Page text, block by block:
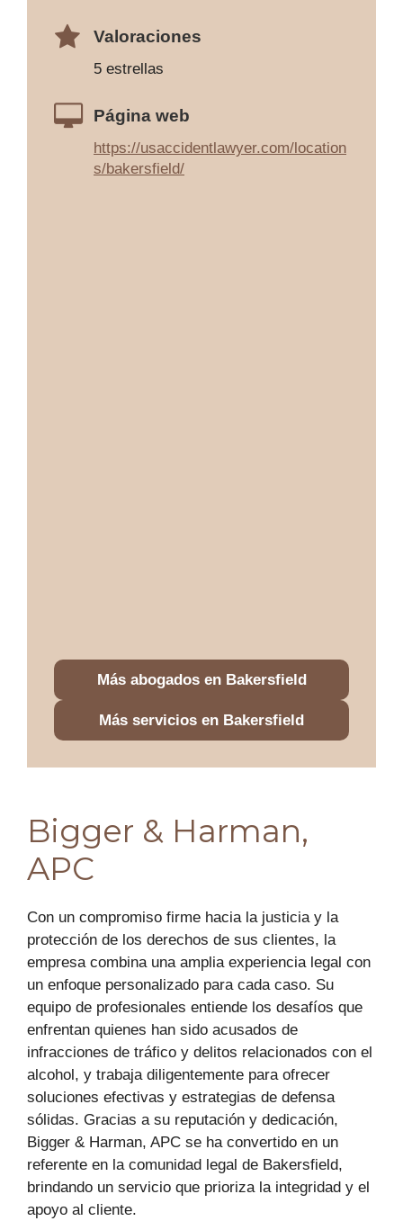
Valoraciones
5 estrellas
Página web
https://usaccidentlawyer.com/location
s/bakersfield/
Más abogados en Bakersfield
Más servicios en Bakersfield
Bigger & Harman,
APC
Con un compromiso firme hacia la justicia y la
protección de los derechos de sus clientes, la
empresa combina una amplia experiencia legal con
un enfoque personalizado para cada caso. Su
equipo de profesionales entiende los desafíos que
enfrentan quienes han sido acusados de
infracciones de tráfico y delitos relacionados con el
alcohol, y trabaja diligentemente para ofrecer
soluciones efectivas y estrategias de defensa
sólidas. Gracias a su reputación y dedicación,
Bigger & Harman, APC se ha convertido en un
referente en la comunidad legal de Bakersfield,
brindando un servicio que prioriza la integridad y el
apoyo al cliente.